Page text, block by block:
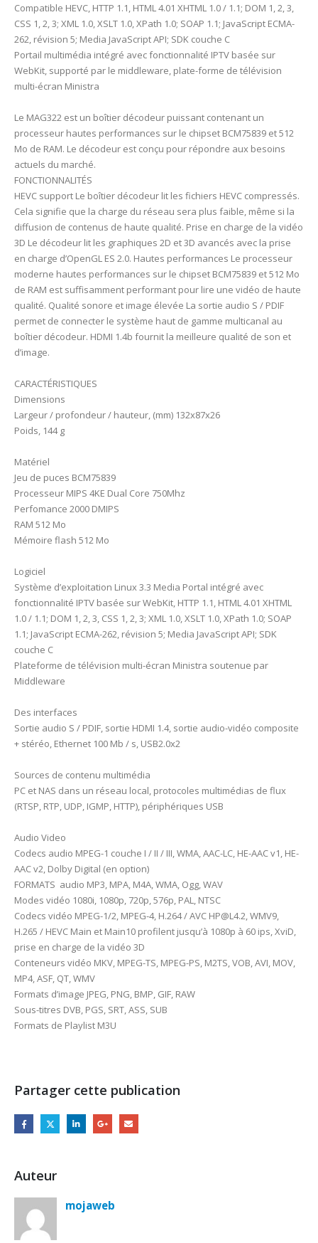
Compatible HEVC, HTTP 1.1, HTML 4.01 XHTML 1.0 / 1.1; DOM 1, 2, 3,
CSS 1, 2, 3; XML 1.0, XSLT 1.0, XPath 1.0; SOAP 1.1; JavaScript ECMA-
262, révision 5; Media JavaScript API; SDK couche C
Portail multimédia intégré avec fonctionnalité IPTV basée sur
WebKit, supporté par le middleware, plate-forme de télévision
multi-écran Ministra
Le MAG322 est un boîtier décodeur puissant contenant un
processeur hautes performances sur le chipset BCM75839 et 512
Mo de RAM. Le décodeur est conçu pour répondre aux besoins
actuels du marché.
FONCTIONNALITÉS
HEVC support Le boîtier décodeur lit les fichiers HEVC compressés.
Cela signifie que la charge du réseau sera plus faible, même si la
diffusion de contenus de haute qualité. Prise en charge de la vidéo
3D Le décodeur lit les graphiques 2D et 3D avancés avec la prise
en charge d’OpenGL ES 2.0. Hautes performances Le processeur
moderne hautes performances sur le chipset BCM75839 et 512 Mo
de RAM est suffisamment performant pour lire une vidéo de haute
qualité. Qualité sonore et image élevée La sortie audio S / PDIF
permet de connecter le système haut de gamme multicanal au
boîtier décodeur. HDMI 1.4b fournit la meilleure qualité de son et
d’image.
CARACTÉRISTIQUES
Dimensions
Largeur / profondeur / hauteur, (mm) 132x87x26
Poids, 144 g
Matériel
Jeu de puces BCM75839
Processeur MIPS 4KE Dual Core 750Mhz
Perfomance 2000 DMIPS
RAM 512 Mo
Mémoire flash 512 Mo
Logiciel
Système d’exploitation Linux 3.3 Media Portal intégré avec
fonctionnalité IPTV basée sur WebKit, HTTP 1.1, HTML 4.01 XHTML
1.0 / 1.1; DOM 1, 2, 3, CSS 1, 2, 3; XML 1.0, XSLT 1.0, XPath 1.0; SOAP
1.1; JavaScript ECMA-262, révision 5; Media JavaScript API; SDK
couche C
Plateforme de télévision multi-écran Ministra soutenue par
Middleware
Des interfaces
Sortie audio S / PDIF, sortie HDMI 1.4, sortie audio-vidéo composite
+ stéréo, Ethernet 100 Mb / s, USB2.0х2
Sources de contenu multimédia
PC et NAS dans un réseau local, protocoles multimédias de flux
(RTSP, RTP, UDP, IGMP, HTTP), périphériques USB
Audio Video
Codecs audio MPEG-1 couche I / II / III, WMA, AAC-LC, HE-AAC v1, HE-
AAC v2, Dolby Digital (en option)
FORMATS audio MP3, MPA, M4A, WMA, Ogg, WAV
Modes vidéo 1080i, 1080p, 720p, 576p, PAL, NTSC
Codecs vidéo MPEG-1/2, MPEG-4, H.264 / AVC HP@L4.2, WMV9,
H.265 / HEVC Main et Main10 profilent jusqu’à 1080p à 60 ips, XviD,
prise en charge de la vidéo 3D
Conteneurs vidéo MKV, MPEG-TS, MPEG-PS, M2TS, VOB, AVI, MOV,
MP4, ASF, QT, WMV
Formats d’image JPEG, PNG, BMP, GIF, RAW
Sous-titres DVB, PGS, SRT, ASS, SUB
Formats de Playlist M3U
Partager cette publication
Auteur
mojaweb